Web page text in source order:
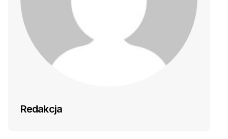
Redakcja